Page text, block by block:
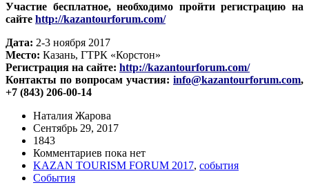
Участие бесплатное, необходимо пройти регистрацию на
сайте http://kazantourforum.com/
Дата: 2-3 ноября 2017
Место: Казань, ГТРК «Корстон»
Регистрация на сайте: http://kazantourforum.com/
Контакты по вопросам участия: info@kazantourforum.com,
+7 (843) 206-00-14
Наталия Жарова
Сентябрь 29, 2017
1843
Комментариев пока нет
KAZAN TOURISM FORUM 2017, события
События